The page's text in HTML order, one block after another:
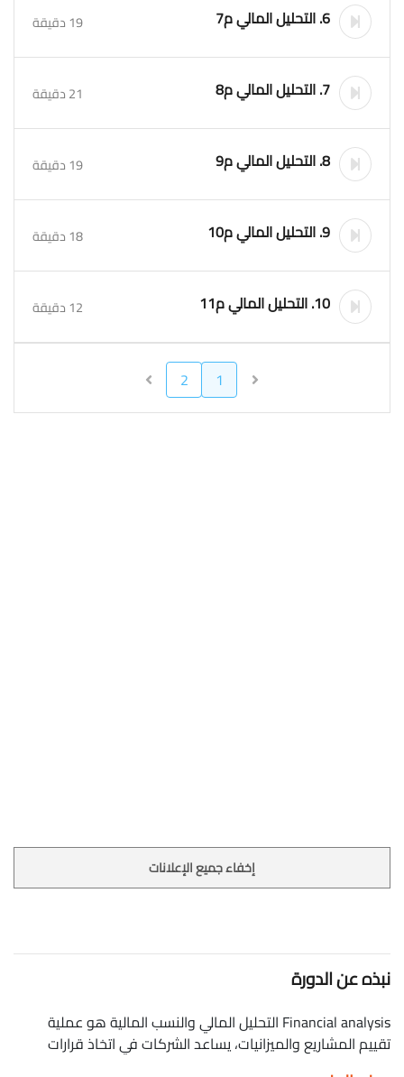
6. التحليل المالي م7 19 دقيقة
7. التحليل المالي م8 21 دقيقة
8. التحليل المالي م9 19 دقيقة
9. التحليل المالي م10 18 دقيقة
10. التحليل المالي م11 12 دقيقة
1
2
إخفاء جميع الإعلانات
نبذه عن الدورة
Financial analysis التحليل المالي والنسب المالية هو عملية
تقييم المشاريع والميزانيات، يساعد الشركات في اتخاذ قرارات